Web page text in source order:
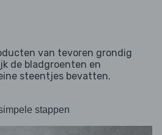
van tevoren grondig
de bladgroenten en
steentjes bevatten.
stappen